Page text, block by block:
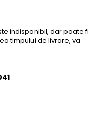
indisponibil, dar poate fi
timpului de livrare, va